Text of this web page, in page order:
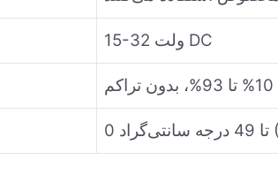
15-32 ولت DC